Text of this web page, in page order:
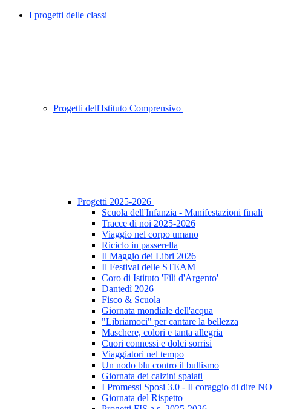
I progetti delle classi
Progetti dell'Istituto Comprensivo
Progetti 2025-2026
Scuola dell'Infanzia - Manifestazioni finali
Tracce di noi 2025-2026
Viaggio nel corpo umano
Riciclo in passerella
Il Maggio dei Libri 2026
Il Festival delle STEAM
Coro di Istituto 'Fili d'Argento'
Dantedì 2026
Fisco & Scuola
Giornata mondiale dell'acqua
"Libriamoci" per cantare la bellezza
Maschere, colori e tanta allegria
Cuori connessi e dolci sorrisi
Viaggiatori nel tempo
Un nodo blu contro il bullismo
Giornata dei calzini spaiati
I Promessi Sposi 3.0 - Il coraggio di dire NO
Giornata del Rispetto